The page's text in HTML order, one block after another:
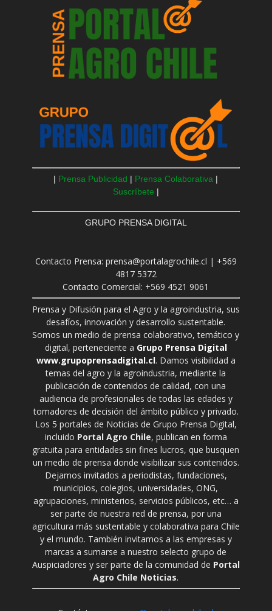
| Prensa Publicidad | Prensa Colaborativa |
Suscríbete |
GRUPO PRENSA DIGITAL
Contacto Prensa: prensa@portalagrochile.cl | +569
4817 5372
Contacto Comercial: +569 4521 9061
Prensa y Difusión para el Agro y la agroindustria, sus
desafíos, innovación y desarrollo sustentable.
Somos un medio de prensa colaborativo, temático y
digital, perteneciente a Grupo Prensa Digital
www.grupoprensadigital.cl. Damos visibilidad a
temas del agro y la agroindustria, mediante la
publicación de contenidos de calidad, con una
audiencia de profesionales de todas las edades y
tomadores de decisión del ámbito público y privado.
Los 5 portales de Noticias de Grupo Prensa Digital,
incluido Portal Agro Chile, publican en forma
gratuita para entidades sin fines lucros, que busquen
un medio de prensa donde visibilizar sus contenidos.
Dejamos invitados a periodistas, fundaciones,
municipios, colegios, universidades, ONG,
agrupaciones, ministerios, servicios públicos, etc… a
ser parte de nuestra red de prensa, por una
agricultura más sustentable y colaborativa para Chile
y el mundo. También invitamos a las empresas y
marcas a sumarse a nuestro selecto grupo de
Auspiciadores y ser parte de la comunidad de Portal
Agro Chile Noticias.